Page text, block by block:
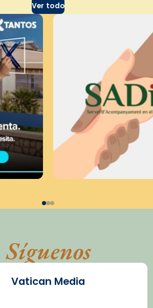
Ver todo
Síguenos
Vatican Media